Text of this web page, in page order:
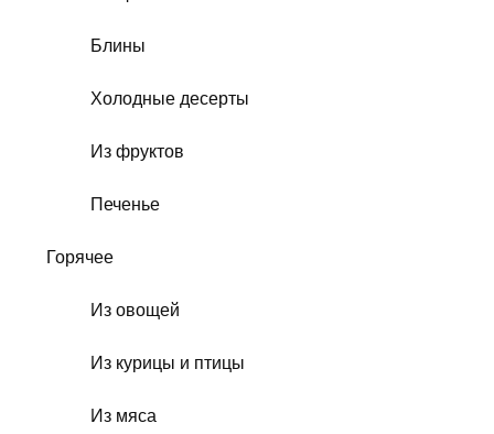
Блины
Холодные десерты
Из фруктов
Печенье
Горячее
Из овощей
Из курицы и птицы
Из мяса